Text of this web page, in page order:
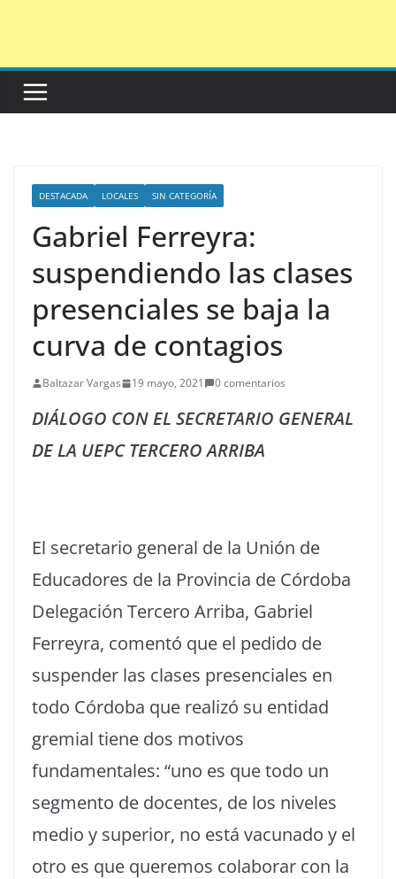
DESTACADA LOCALES SIN CATEGORÍA
Gabriel Ferreyra:
suspendiendo las clases
presenciales se baja la
curva de contagios
Baltazar Vargas 19 mayo, 2021 0 comentarios
DIÁLOGO CON EL SECRETARIO GENERAL
DE LA UEPC TERCERO ARRIBA
El secretario general de la Unión de
Educadores de la Provincia de Córdoba
Delegación Tercero Arriba, Gabriel
Ferreyra, comentó que el pedido de
suspender las clases presenciales en
todo Córdoba que realizó su entidad
gremial tiene dos motivos
fundamentales: “uno es que todo un
segmento de docentes, de los niveles
medio y superior, no está vacunado y el
otro es que queremos colaborar con la